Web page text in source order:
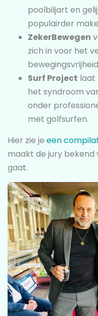
poolbiljart en
populairder
ZekerBewegen
zich in voor het
Surf Project laat
het syndroom
onder
met golfsurfen.
Hier zie je een
maakt de jury bekend
gaat.